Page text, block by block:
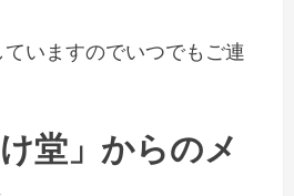
いますのでいつでもご連
堂」からのメ